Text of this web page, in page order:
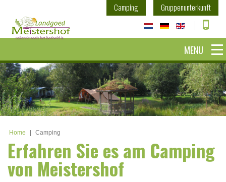
Camping Gruppenunterkunft
MENU
Home Camping
Erfahren Sie es am Camping
von Meistershof